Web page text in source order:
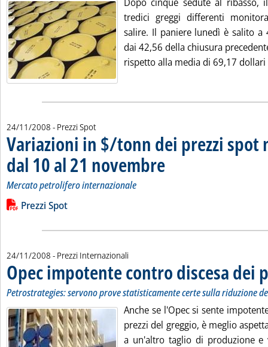
tredici greggi differenti
salire. Il paniere lunedì è salito
dai 42,56 della chiusura
rispetto alla media di 69,17
24/11/2008 - Prezzi Spot
Variazioni in $/tonn dei prezzi spot
dal 10 al 21 novembre . Sottotitolo: Mercato petrolifero
. Pubblicata lunedì 24 novembre
Mercato petrolifero internazionale
Leggi tutta la notizia: 'Variazioni in $/tonn dei prezzi spot
Lista allegati PDF alla notizia
Prezzi Spot
24/11/2008 - Prezzi Internazionali
Opec impotente contro discesa dei
Petrostrategies: servono prove statisticamente certe sulla riduzione
Anche se l'Opec si sente
prezzi del greggio, è meglio
a un'altro taglio di produzione e